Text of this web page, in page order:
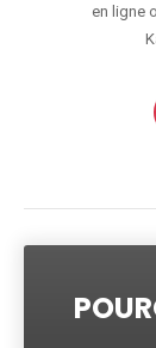
en ligne